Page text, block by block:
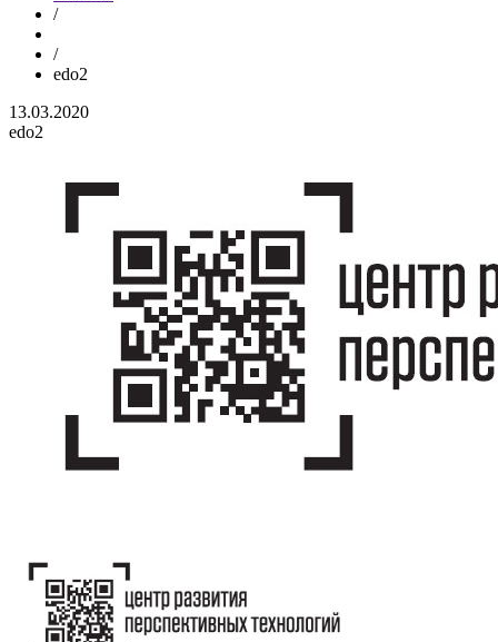
/
/
edo2
13.03.2020
edo2